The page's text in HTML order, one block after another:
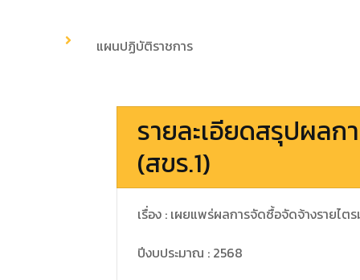
แผนปฏิบัติราชการ
รายละเอียดสรุปผล
(สขร.1)
เรื่อง : เผยแพร่ผลการจัดซื้อจัดจ้างรายไต
ปีงบประมาณ : 2568